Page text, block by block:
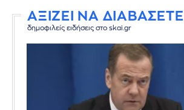
ΑΞΙΖΕΙ ΝΑ ΔΙΑΒΑΣΕΤΕ
δημοφιλείς ειδήσεις στο skai.gr